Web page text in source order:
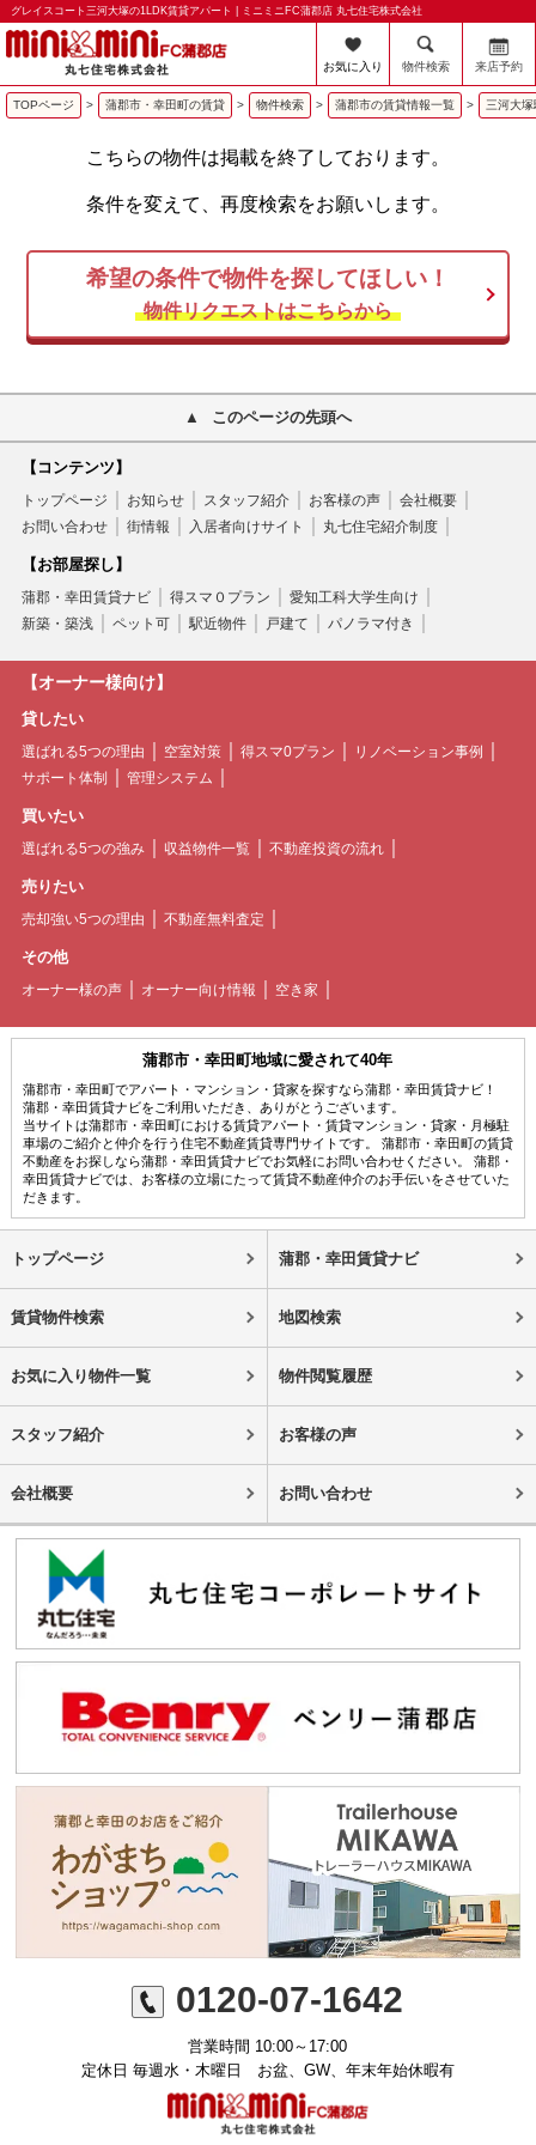
グレイスコート三河大塚の1LDK賃貸アパート | ミニミニFC蒲郡店 丸七住宅株式会社
お気に入り 物件検索 来店予約
TOPページ > 蒲郡市・幸田町の賃貸 > 物件検索 > 蒲郡市の賃貸情報一覧 > 三河大
こちらの物件は掲載を終了しております。
条件を変えて、再度検索をお願いします。
希望の条件で物件を探してほしい！
物件リクエストはこちらから
このページの先頭へ
【コンテンツ】
トップページ お知らせ スタッフ紹介 お客様の声
会社概要
お問い合わせ
街情報 入居者向けサイト 丸七住宅紹介制度
【お部屋探し】
蒲郡・幸田賃貸ナビ 得スマ０プラン
愛知工科大学生向け
新築・築浅
ペット可 駅近物件 戸建て パノラマ付き
【オーナー様向け】
貸したい
選ばれる5つの理由 空室対策 得スマ0プラン
リノベーション事例
サポート体制
管理システム
買いたい
選ばれる5つの強み 収益物件一覧 不動産投資の流れ
売りたい
売却強い5つの理由 不動産無料査定
その他
オーナー様の声 オーナー向け情報 空き家
蒲郡市・幸田町地域に愛されて40年
蒲郡市・幸田町でアパート・マンション・貸家を探すなら蒲郡・幸田賃貸ナビ！
蒲郡・幸田賃貸ナビをご利用いただき、ありがとうございます。
当サイトは蒲郡市・幸田町における賃貸アパート・賃貸マンション・貸家・月極駐
車場のご紹介と仲介を行う住宅不動産賃貸専門サイトです。 蒲郡市・幸田町の賃貸
不動産をお探しなら蒲郡・幸田賃貸ナビでお気軽にお問い合わせください。 蒲郡・
幸田賃貸ナビでは、お客様の立場にたって賃貸不動産仲介のお手伝いをさせていた
だきます。
トップページ 蒲郡・幸田賃貸ナビ
賃貸物件検索 地図検索
お気に入り物件一覧 物件閲覧履歴
スタッフ紹介 お客様の声
会社概要 お問い合わせ
0120-07-1642
営業時間 10:00～17:00
定休日 毎週水・木曜日 お盆、GW、年末年始休暇有